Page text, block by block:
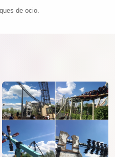
de ocio.